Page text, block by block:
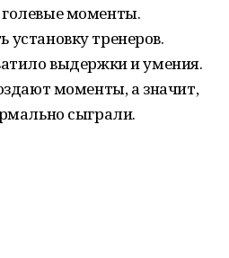
моменты.
тренеров.
выдержки и умения.
моменты, а значит,
сыграли.